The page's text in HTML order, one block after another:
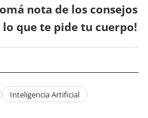
nota de los consejos
que te pide tu cuerpo!
Inteligencia Artificial